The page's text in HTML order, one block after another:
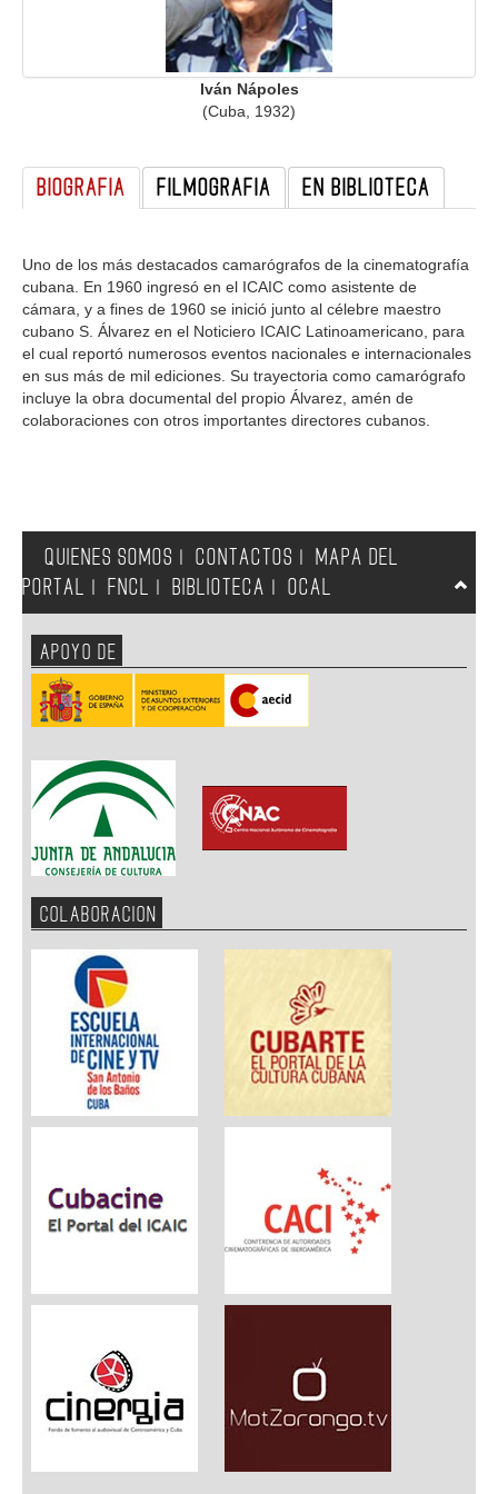
Iván Nápoles
(Cuba, 1932)
BIOGRAFIA FILMOGRAFIA EN BIBLIOTECA
Uno de los más destacados camarógrafos de la cinematografía
cubana. En 1960 ingresó en el ICAIC como asistente de
cámara, y a fines de 1960 se inició junto al célebre maestro
cubano S. Álvarez en el Noticiero ICAIC Latinoamericano, para
el cual reportó numerosos eventos nacionales e internacionales
en sus más de mil ediciones. Su trayectoria como camarógrafo
incluye la obra documental del propio Álvarez, amén de
colaboraciones con otros importantes directores cubanos.
QUIENES SOMOS CONTACTOS
MAPA DEL
PORTAL
FNCL BIBLIOTECA OCAL
APOYO DE
COLABORACION